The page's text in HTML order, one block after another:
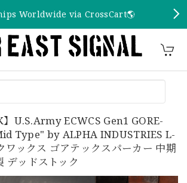
Worldwide via CrossCart🌎️
】U.S.Army ECWCS Gen1 GORE-
Type" by ALPHA INDUSTRIES L-
ワックス ゴアテックスパーカー 中期
デッドストック